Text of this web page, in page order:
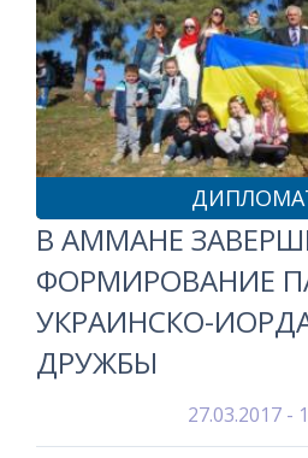
В АММАНЕ
ФОРМИРОВАНИЕ
УКРАИНСКО-
ДРУЖБЫ
27.03.2017 -